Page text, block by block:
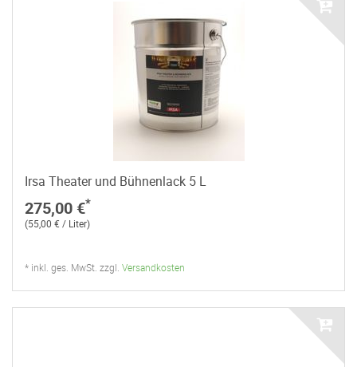
Irsa Theater und Bühnenlack 5 L
275,00 €*
(55,00 € / Liter)
* inkl. ges. MwSt. zzgl. Versandkosten